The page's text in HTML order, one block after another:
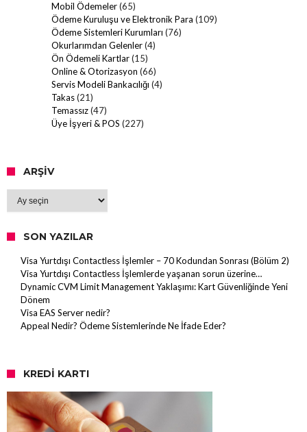
Mobil Ödemeler(65)
Ödeme Kuruluşu ve Elektronik Para (109)
Ödeme Sistemleri Kurumları (76)
Okurlarımdan Gelenler(4)
Ön Ödemeli Kartlar(15)
Online & Otorizasyon (66)
Servis Modeli Bankacılığı (4)
Takas(21)
Temassız(47)
Üye İşyeri & POS (227)
ARŞIV
SON YAZILAR
Visa Yurtdışı Contactless İşlemler – 70 Kodundan Sonrası (Bölüm 2)
Visa Yurtdışı Contactless İşlemlerde yaşanan sorun üzerine…
Dynamic CVM Limit Management Yaklaşımı: Kart Güvenliğinde Yeni
Dönem
Visa EAS Server nedir?
Appeal Nedir? Ödeme Sistemlerinde Ne İfade Eder?
KREDI KARTI